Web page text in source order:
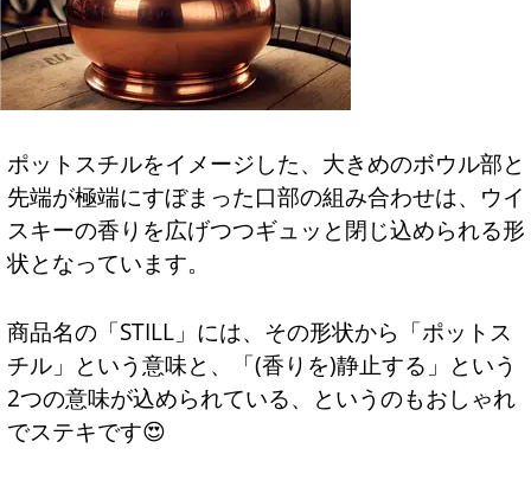
ポットスチルをイメージした、大きめのボウル部と
先端が極端にすぼまった口部の組み合わせは、ウイ
スキーの香りを広げつつギュッと閉じ込められる形
状となっています。
商品名の「STILL」には、その形状から「ポットス
チル」という意味と、「(香りを)静止する」という
2つの意味が込められている、というのもおしゃれ
でステキです😍